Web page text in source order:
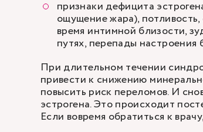
признаки дефицита
ощущение жара),
время интимной близости,
путях, перепады настроения
При длительном течении
привести к снижению
повысить риск переломов. И
эстрогена. Это происходит
Если вовремя обратиться к